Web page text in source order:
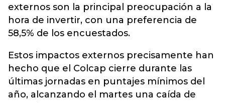
externos son la principal preocupación a la
hora de invertir, con una preferencia de
58,5% de los encuestados.
Estos impactos externos precisamente han
hecho que el Colcap cierre durante las
últimas jornadas en puntajes mínimos del
año, alcanzando el martes una caída de